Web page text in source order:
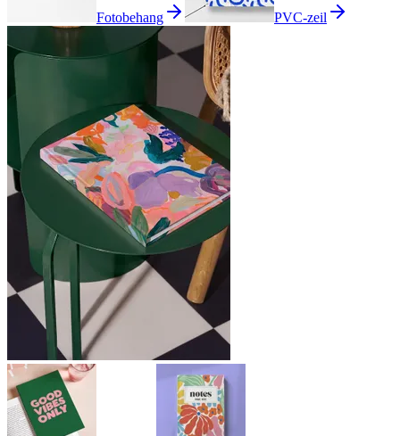
Fotobehang PVC-zeil